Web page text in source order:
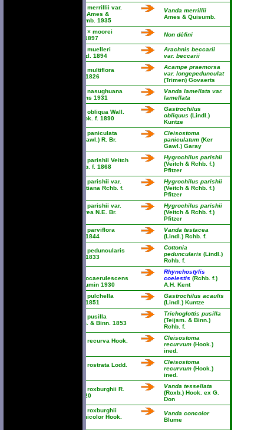
Vanda merrillii var.
rotorii Ames &
Quisumb. 1935
Vanda merrillii
Ames & Quisumb.
Vanda × moorei
Rolfe 1897
Non défini
Vanda muelleri
Kraenzl. 1894
Arachnis beccarii
var. beccarii
Vanda multiflora
Lindl. 1826
Acampe praemorsa
var. longepedunculat
(Trimen) Govaerts
Vanda nasughuana
Parsons 1931
Vanda lamellata var.
lamellata
Vanda obliqua Wall.
ex Hook. f. 1890
Gastrochilus
obliquus (Lindl.)
Kuntze
Vanda paniculata
(Ker Gawl.) R. Br.
Cleisostoma
paniculatum (Ker
Gawl.) Garay
Vanda parishii Veitch
& Rchb. f. 1868
Hygrochilus parishii
(Veitch & Rchb. f.)
Pfitzer
Vanda parishii var.
mariottiana Rchb. f.
Hygrochilus parishii
(Veitch & Rchb. f.)
Pfitzer
Vanda parishii var.
purpurea N.E. Br.
Hygrochilus parishii
(Veitch & Rchb. f.)
Pfitzer
Vanda parviflora
Lindl. 1844
Vanda testacea
(Lindl.) Rchb. f.
Vanda peduncularis
Lindl. 1833
Cottonia
peduncularis (Lindl.)
Rchb. f.
pseudocaerulescens
Guillaumin 1930
Rhynchostylis
coelestis (Rchb. f.)
A.H. Kent
Vanda pulchella
Wight 1851
Gastrochilus acaulis
(Lindl.) Kuntze
Vanda pusilla
Teijsm. & Binn. 1853
Trichoglottis pusilla
(Teijsm. & Binn.)
Rchb. f.
Vanda recurva Hook.
Cleisostoma
recurvum (Hook.)
ined.
Vanda rostrata Lodd.
Cleisostoma
recurvum (Hook.)
ined.
Vanda roxburghii R.
Br. 1820
Vanda tessellata
(Roxb.) Hook. ex G.
Don
Vanda roxburghii
var. unicolor Hook.
Vanda concolor
Blume